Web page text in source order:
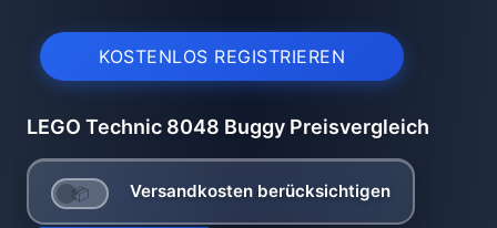
KOSTENLOS REGISTRIEREN
LEGO Technic 8048 Buggy Preisvergleich
Versandkosten berücksichtigen